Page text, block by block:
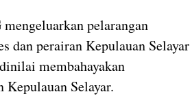
pelarangan
dan perairan Kepulauan Selayar
membahayakan
Selayar.